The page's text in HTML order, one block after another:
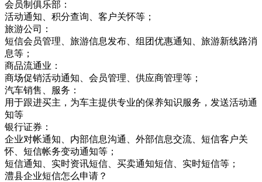
会员制俱乐部：
活动通知、积分查询、客户关怀等；
旅游公司：
短信会员管理、旅游信息发布、组团优惠通知、旅游新线路消
息等；
商品流通业：
商场促销活动通知、会员管理、供应商管理等；
汽车销售、服务：
用于跟进买主，为车主提供专业的保养知识服务，发送活动通
知等
银行证券：
企业对帐通知、内部信息沟通、外部信息交流、短信客户关
怀、短信帐务变动通知等；
短信通知、实时资讯短信、买卖通知短信、实时短信等；
澧县企业短信怎么申请？